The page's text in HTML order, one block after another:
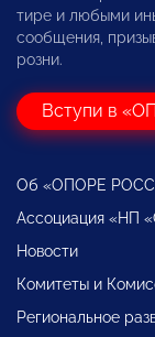
тире и любыми
сообщения,
розни.
Вступи в
Об «ОПОРЕ
Ассоциация «НП
Новости
Комитеты и
Региональное